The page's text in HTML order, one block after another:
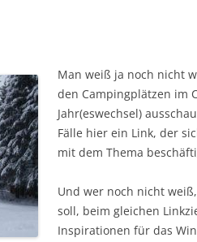
Man weiß ja noch nicht
den Campingplätzen im
Jahr(eswechsel)
Fälle hier ein Link, der
mit dem Thema
Und wer noch nicht
soll, beim gleichen
Inspirationen für das